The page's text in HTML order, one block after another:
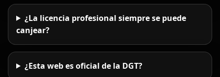
¿La licencia profesional siempre se puede
canjear?
¿Esta web es oficial de la DGT?